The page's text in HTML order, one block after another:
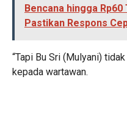
Bencana hingga
Pastikan Respons
“Tapi Bu Sri (Mulyani)
kepada wartawan.